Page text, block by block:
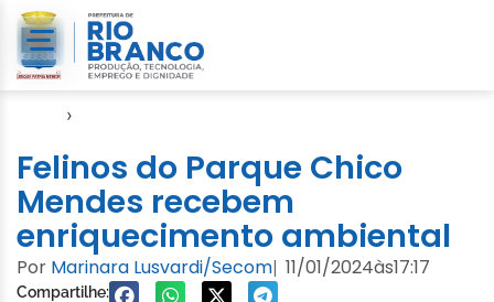
›
Felinos do Parque Chico
Mendes recebem
enriquecimento ambiental
Por Marinara Lusvardi/Secom| 11/01/2024às17:17
Compartilhe: